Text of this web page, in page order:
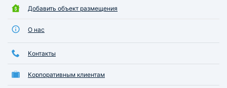
Добавить объект размещения
О нас
Контакты
Корпоративным клиентам